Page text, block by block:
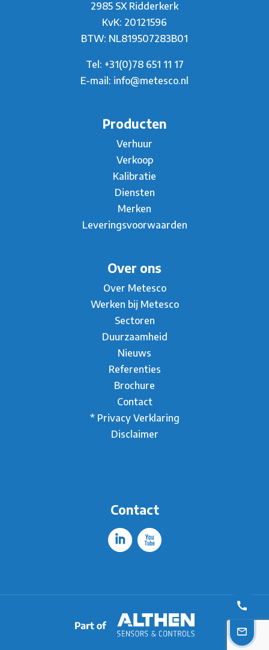
2985 SX Ridderkerk
KvK: 20121596
BTW: NL819507283B01
Tel: +31(0)78 651 11 17
E-mail: info@metesco.nl
Producten
Verhuur
Verkoop
Kalibratie
Diensten
Merken
Leveringsvoorwaarden
Over ons
Over Metesco
Werken bij Metesco
Sectoren
Duurzaamheid
Nieuws
Referenties
Brochure
Contact
* Privacy Verklaring
Disclaimer
Contact